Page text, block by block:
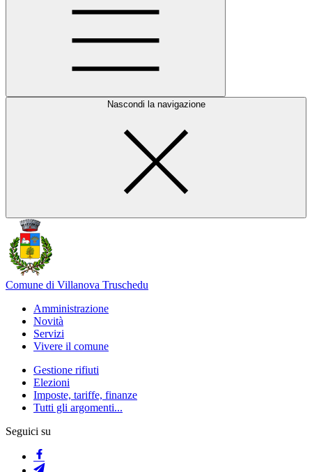
Nascondi la navigazione
Comune di Villanova Truschedu
Amministrazione
Novità
Servizi
Vivere il comune
Gestione rifiuti
Elezioni
Imposte, tariffe, finanze
Tutti gli argomenti...
Seguici su